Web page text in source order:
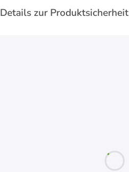
Details zur Produktsicherheit